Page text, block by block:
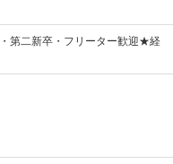
第二新卒・フリーター歓迎★経